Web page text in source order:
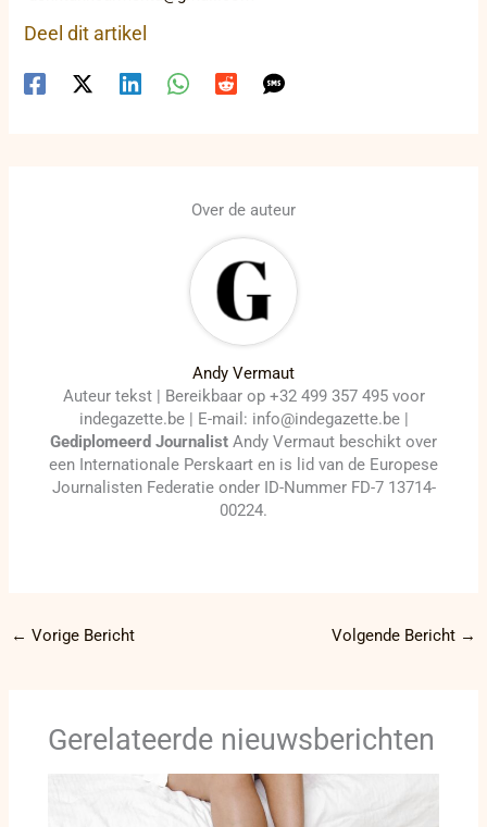
Deel dit artikel
Over de auteur
Andy Vermaut
Auteur tekst | Bereikbaar op +32 499 357 495 voor
indegazette.be | E-mail: info@indegazette.be |
Gediplomeerd Journalist Andy Vermaut beschikt over
een Internationale Perskaart en is lid van de Europese
Journalisten Federatie onder ID-Nummer FD-7 13714-
00224.
← Vorige Bericht Volgende Bericht →
Gerelateerde nieuwsberichten